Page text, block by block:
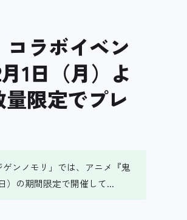
ラボイベン
1日（月）よ
限定でプレ
ンノモリ」では、アニメ『鬼
）の期間限定で開催して...